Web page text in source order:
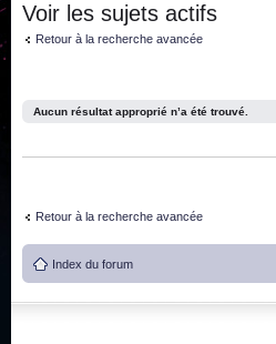
Voir les sujets actifs
Retour à la recherche avancée
Aucun résultat approprié n’a été trouvé.
Retour à la recherche avancée
Index du forum